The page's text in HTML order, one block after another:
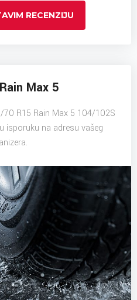
RECENZIJU
Max 5
70 R15 Rain Max 5 104/102S
isporuku na adresu vašeg